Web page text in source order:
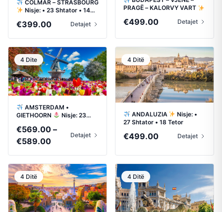
COLMAR – STRASBOURG
Nisje: • 23 Shtator • 14
€399.00 Detajet
PRAGË – KALORVY VART
Tetor
€499.00 Detajet
4 Dite
AMSTERDAM •
GIETHOORN
Nisje: 23
€569.00 –
€589.00Price
range:
€569.00
through
€589.00
Detajet
4 Ditë
ANDALUZIA
Nisje: •
27 Shtator • 18 Tetor
€499.00 Detajet
4 Ditë 4 Ditë